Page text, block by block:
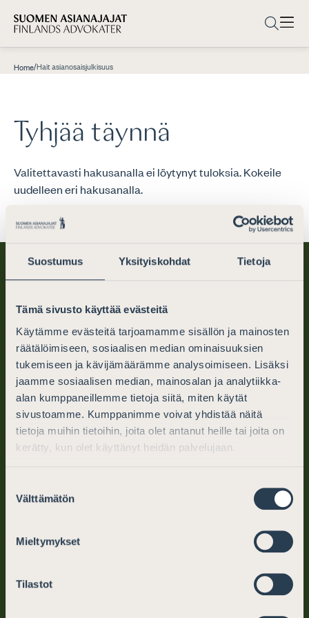
Suostumus Yksityiskohdat Tietoja
Tämä sivusto käyttää evästeitä
Käytämme evästeitä tarjoamamme sisällön ja mainosten
räätälöimiseen, sosiaalisen median ominaisuuksien
tukemiseen ja kävijämäärämme analysoimiseen. Lisäksi
jaamme sosiaalisen median, mainosalan ja analytiikka-
alan kumppaneillemme tietoja siitä, miten käytät
sivustoamme. Kumppanimme voivat yhdistää näitä
tietoja muihin tietoihin, joita olet antanut heille tai joita on
kerätty, kun olet käyttänyt heidän palvelujaan.
valinta
Välttämätön
Mieltymykset
Tilastot
Home/Hait asianosaisjulkisuus
Tyhjää täynnä
Valitettavasti hakusanalla ei löytynyt tuloksia. Kokeile
uudelleen eri hakusanalla.
Finnish Bar Association
PO Box 194 (Mikonkatu 25)
FI-00101 Helsinki, Finland
tel. +358 (0)9 6866 120
Mon–Fri: 10–12, 13–15
Why choose an attorney